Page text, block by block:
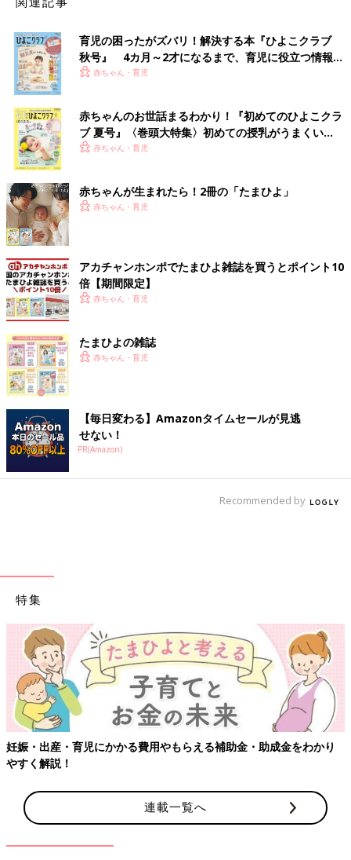
育児の困ったがズバリ！解決する本『ひよこクラブ
秋号』 4カ月～2才になるまで、育児に役立つ情報が
いっぱい！
赤ちゃん・育児
赤ちゃんのお世話まるわかり！『初めてのひよこクラ
ブ 夏号』〈巻頭大特集〉初めての授乳がうまくい
く！ おっぱい・ミルクの基本と夏のトラブル 解決テ
赤ちゃん・育児
赤ちゃんが生まれたら！2冊の「たまひよ」
赤ちゃん・育児
アカチャンホンポでたまひよ雑誌を買うとポイント10
倍【期間限定】
赤ちゃん・育児
たまひよの雑誌
赤ちゃん・育児
【毎日変わる】Amazonタイムセールが見逃
せない！
PR(Amazon)
Recommended by
特集
妊娠・出産・育児にかかる費用やもらえる補助金・助成金をわかり
やすく解説！
連載一覧へ